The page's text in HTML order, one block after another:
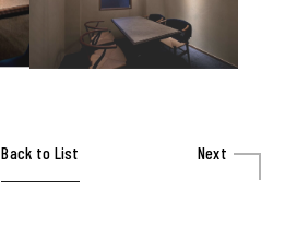
Next
Back to List